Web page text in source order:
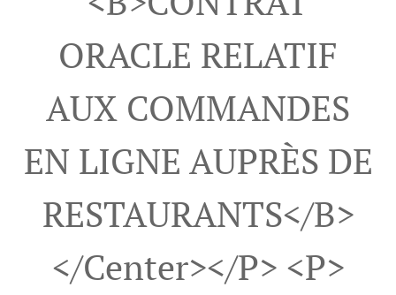
ORACLE RELATIF
AUX COMMANDES
EN LIGNE AUPRÈS DE
RESTAURANTS</b>
</center></p> <p>